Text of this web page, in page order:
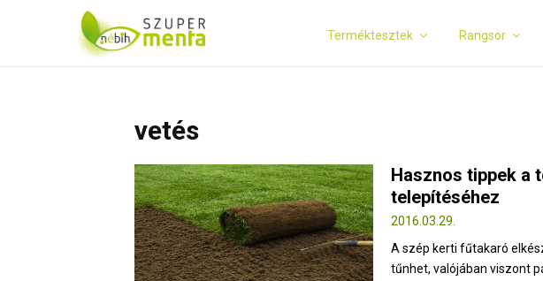
Terméktesztek Rangsor
vetés
Hasznos tippek a
telepítéséhez
2016.03.29.
A szép kerti fűtakaró
tűnhet, valójában viszont